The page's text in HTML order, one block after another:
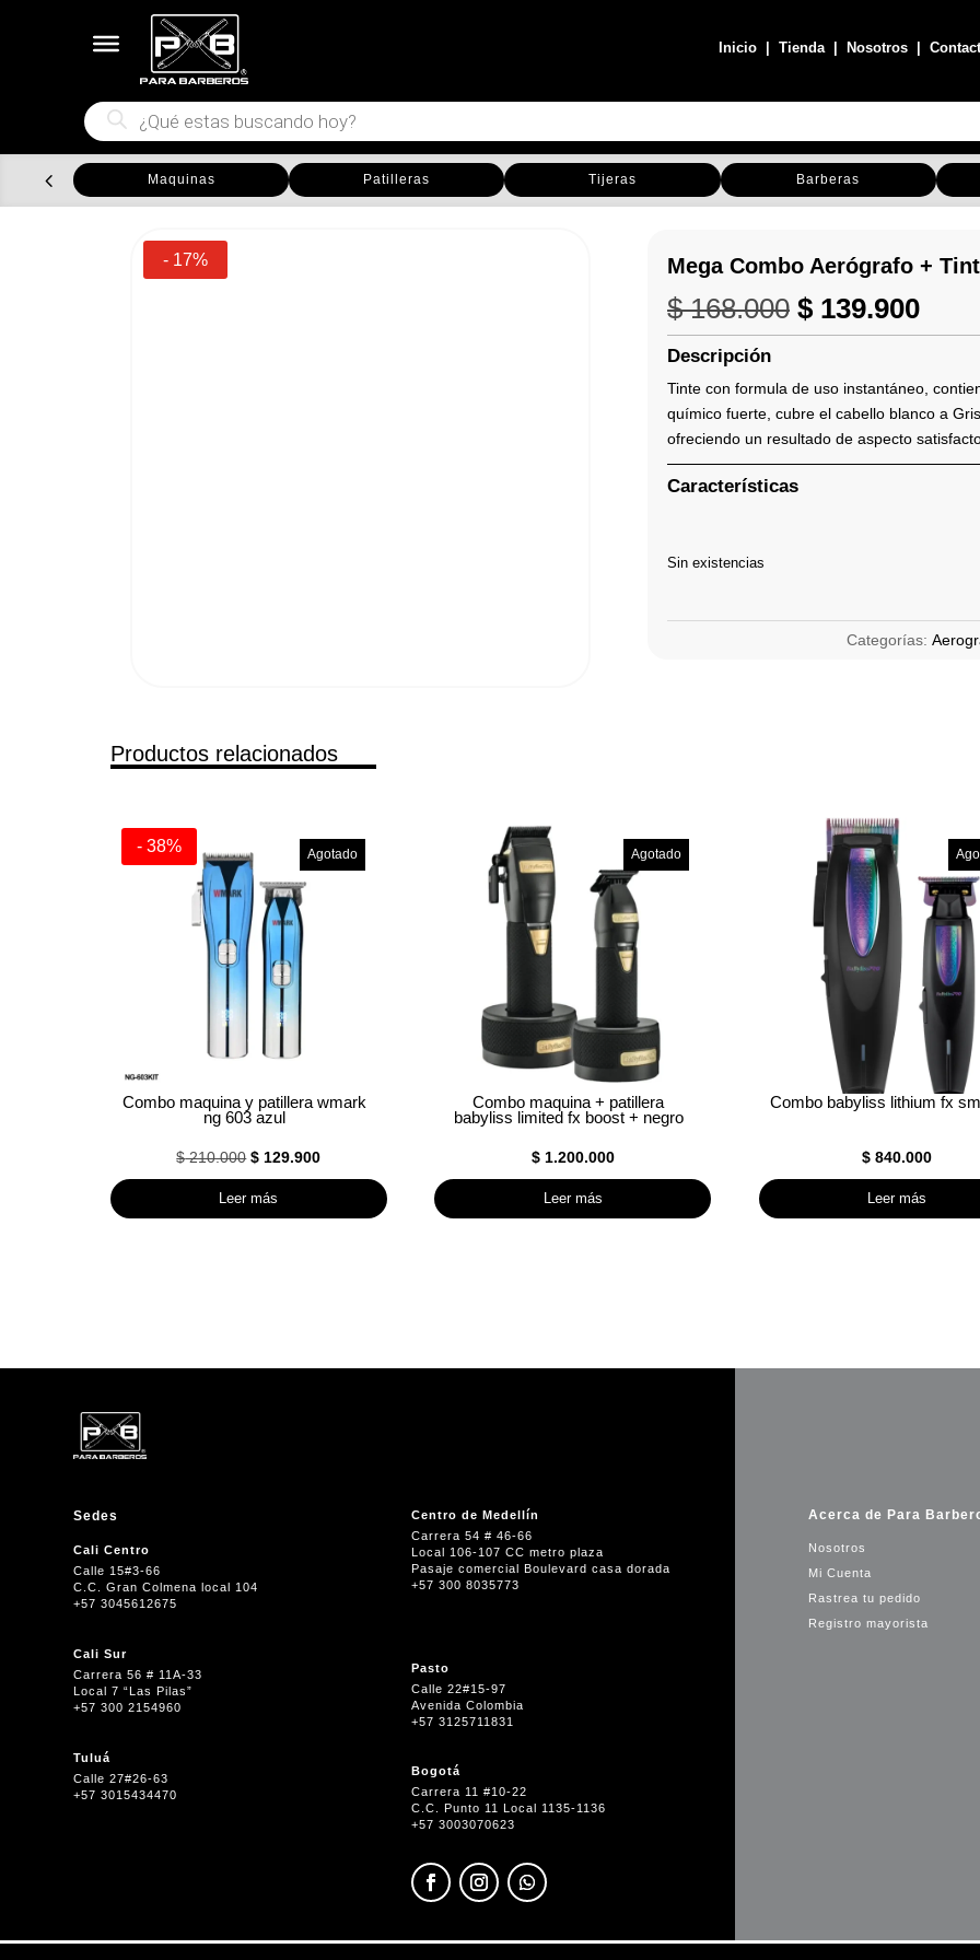
Inicio |Tienda| Nosotros |
Búsqueda
de
productos
Maquinas Patilleras Tijeras Barberas
- 17% Mega Combo Aerógrafo +
$168.000 El
precio
era:
$ 168.000.
$ 139.900El
es:
$
Descripción
Tinte con formula de uso instantáneo,
químico fuerte, cubre el cabello blanco a
ofreciendo un resultado de aspecto
Características
Sin existencias
Categorías:
Productos relacionados
- 38% Agotado
Combo maquina y patillera wmark
ng 603 azul
$210.000 El
precio
$ 129.900El
precio
Leer más
Agotado
Combo maquina + patillera
babyliss limited fx boost + negro
$1.200.000
Leer más
Combo babyliss lithium fx
$ 840.000
Leer más
Sedes
Cali Centro
Calle 15#3-66
C.C. Gran Colmena local 104
+57 3045612675
Cali Sur
Carrera 56 # 11A-33
Local 7 “Las Pilas”
+57 300 2154960
Tuluá
Calle 27#26-63
+57 3015434470
Centro de Medellín
Carrera 54 # 46-66
Local 106-107 CC metro plaza
Pasaje comercial Boulevard casa dorada
+57 300 8035773
Pasto
Calle 22#15-97
Avenida Colombia
+57 3125711831
Bogotá
Carrera 11 #10-22
C.C. Punto 11 Local 1135-1136
+57 3003070623
Acerca de Para
Nosotros
Mi Cuenta
Rastrea tu pedido
Registro mayorista